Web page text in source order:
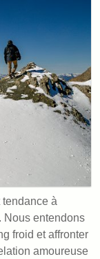
à
Nous entendons
froid et affronter
amoureuse